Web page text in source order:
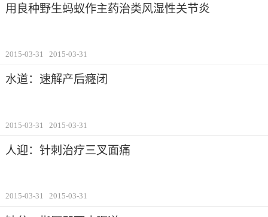
用良种野生蚂蚁作主药治类风湿性关节炎
2015-03-31 2015-03-31
水道：速解产后癃闭
2015-03-31 2015-03-31
人迎：针刺治疗三叉面痛
2015-03-31 2015-03-31